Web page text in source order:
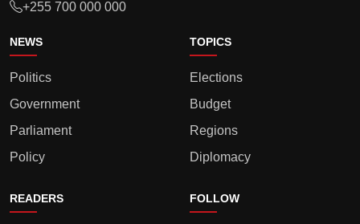
+255 700 000 000
NEWS
Politics
Government
Parliament
Policy
TOPICS
Elections
Budget
Regions
Diplomacy
READERS FOLLOW